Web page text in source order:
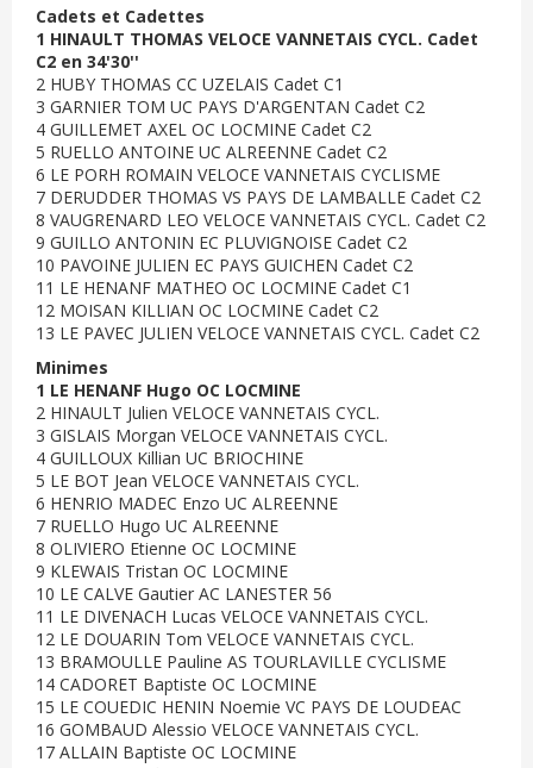
Cadets et Cadettes
1 HINAULT THOMAS VELOCE VANNETAIS CYCL. Cadet
C2 en 34'30''
2 HUBY THOMAS CC UZELAIS Cadet C1
3 GARNIER TOM UC PAYS D'ARGENTAN Cadet C2
4 GUILLEMET AXEL OC LOCMINE Cadet C2
5 RUELLO ANTOINE UC ALREENNE Cadet C2
6 LE PORH ROMAIN VELOCE VANNETAIS CYCLISME
7 DERUDDER THOMAS VS PAYS DE LAMBALLE Cadet C2
8 VAUGRENARD LEO VELOCE VANNETAIS CYCL. Cadet C2
9 GUILLO ANTONIN EC PLUVIGNOISE Cadet C2
10 PAVOINE JULIEN EC PAYS GUICHEN Cadet C2
11 LE HENANF MATHEO OC LOCMINE Cadet C1
12 MOISAN KILLIAN OC LOCMINE Cadet C2
13 LE PAVEC JULIEN VELOCE VANNETAIS CYCL. Cadet C2
Minimes
1 LE HENANF Hugo OC LOCMINE
2 HINAULT Julien VELOCE VANNETAIS CYCL.
3 GISLAIS Morgan VELOCE VANNETAIS CYCL.
4 GUILLOUX Killian UC BRIOCHINE
5 LE BOT Jean VELOCE VANNETAIS CYCL.
6 HENRIO MADEC Enzo UC ALREENNE
7 RUELLO Hugo UC ALREENNE
8 OLIVIERO Etienne OC LOCMINE
9 KLEWAIS Tristan OC LOCMINE
10 LE CALVE Gautier AC LANESTER 56
11 LE DIVENACH Lucas VELOCE VANNETAIS CYCL.
12 LE DOUARIN Tom VELOCE VANNETAIS CYCL.
13 BRAMOULLE Pauline AS TOURLAVILLE CYCLISME
14 CADORET Baptiste OC LOCMINE
15 LE COUEDIC HENIN Noemie VC PAYS DE LOUDEAC
16 GOMBAUD Alessio VELOCE VANNETAIS CYCL.
17 ALLAIN Baptiste OC LOCMINE